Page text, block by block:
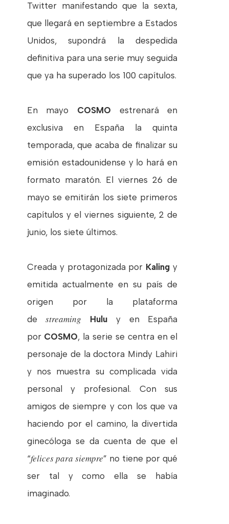
Twitter manifestando que la sexta,
que llegará en septiembre a Estados
Unidos, supondrá la despedida
definitiva para una serie muy seguida
que ya ha superado los 100 capítulos.
En mayo COSMO estrenará en
exclusiva en España la quinta
temporada, que acaba de finalizar su
emisión estadounidense y lo hará en
formato maratón. El viernes 26 de
mayo se emitirán los siete primeros
capítulos y el viernes siguiente, 2 de
junio, los siete últimos.
Creada y protagonizada por Kaling y
emitida actualmente en su país de
origen por la plataforma
destreaming Hulu y en España
por COSMO, la serie se centra en el
personaje de la doctora Mindy Lahiri
y nos muestra su complicada vida
personal y profesional. Con sus
amigos de siempre y con los que va
haciendo por el camino, la divertida
ginecóloga se da cuenta de que el
“felices para siempre” no tiene por qué
ser tal y como ella se había
imaginado.